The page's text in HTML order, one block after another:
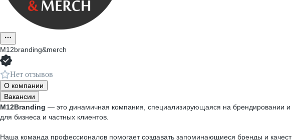
М12branding&merch
Нет отзывов
О компании
Вакансии
M12Branding — это динамичная компания, специализирующаяся на брендировании и
для бизнеса и частных клиентов.
Наша команда профессионалов помогает создавать запоминающиеся бренды и